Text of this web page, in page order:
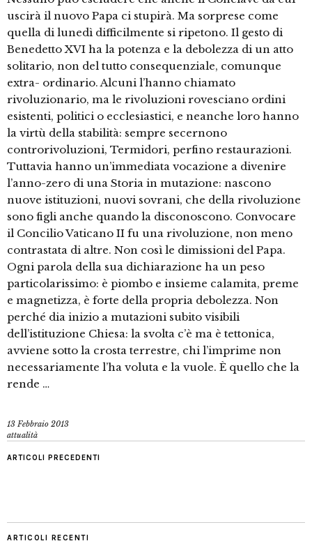
uscirà il nuovo Papa ci stupirà. Ma sorprese come
quella di lunedì difficilmente si ripetono. Il gesto di
Benedetto XVI ha la potenza e la debolezza di un atto
solitario, non del tutto consequenziale, comunque
extra- ordinario. Alcuni l’hanno chiamato
rivoluzionario, ma le rivoluzioni rovesciano ordini
esistenti, politici o ecclesiastici, e neanche loro hanno
la virtù della stabilità: sempre secernono
controrivoluzioni, Termidori, perfino restaurazioni.
Tuttavia hanno un’immediata vocazione a divenire
l’anno-zero di una Storia in mutazione: nascono
nuove istituzioni, nuovi sovrani, che della rivoluzione
sono figli anche quando la disconoscono. Convocare
il Concilio Vaticano II fu una rivoluzione, non meno
contrastata di altre. Non così le dimissioni del Papa.
Ogni parola della sua dichiarazione ha un peso
particolarissimo: è piombo e insieme calamita, preme
e magnetizza, è forte della propria debolezza. Non
perché dia inizio a mutazioni subito visibili
dell’istituzione Chiesa: la svolta c’è ma è tettonica,
avviene sotto la crosta terrestre, chi l’imprime non
necessariamente l’ha voluta e la vuole. È quello che la
rende …
13 Febbraio 2013
attualità
ARTICOLI PRECEDENTI
ARTICOLI RECENTI